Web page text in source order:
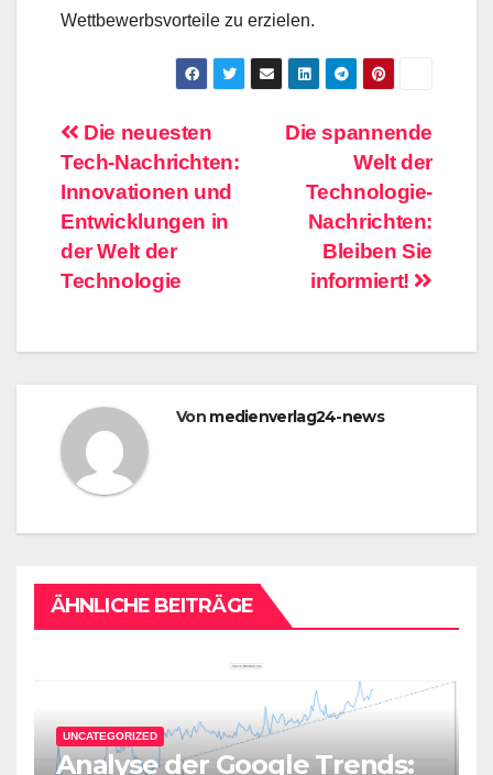
Wettbewerbsvorteile zu erzielen.
Beitragsnavigation
Die spannende
Welt der
Technologie-
Nachrichten:
Bleiben Sie
informiert!
Die neuesten
Tech-Nachrichten:
Innovationen und
Entwicklungen in
der Welt der
Technologie
Von medienverlag24-news
ÄHNLICHE BEITRÄGE
UNCATEGORIZED
Analyse der Google Trends: